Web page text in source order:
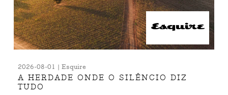
2026-08-01 | Esquire
A HERDADE ONDE O SILÊNCIO DIZ
TUDO